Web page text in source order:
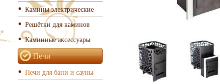
Камины электрические
Решётки для каминов
Каминные аксессуары
Печи
Печи для бани и сауны